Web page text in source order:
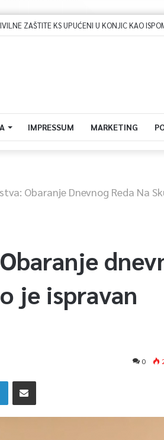
IMPRESSUM MARKETING
Obaranje Dnevnog Reda Na
je ispravan
0